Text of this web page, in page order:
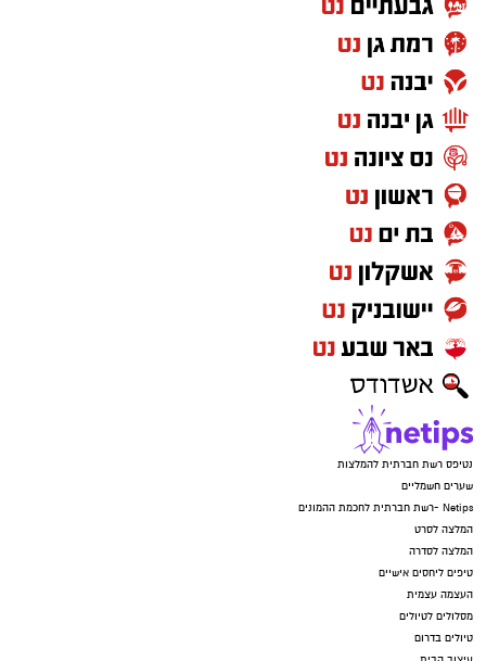
נטיפס רשת חברתית להמלצות
שערים חשמליים
Netips -רשת חברתית לחכמת ההמונים
המלצה לסרט
המלצה לסדרה
טיפים ליחסים אישיים
העצמה עצמית
מסלולים לטיולים
טיולים בדרום